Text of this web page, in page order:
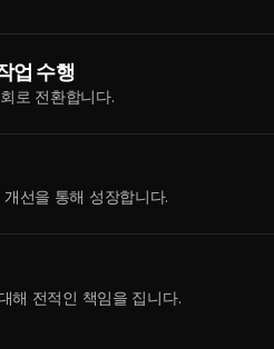
업 수행
로 전환합니다.
선을 통해 성장합니다.
해 전적인 책임을 집니다.